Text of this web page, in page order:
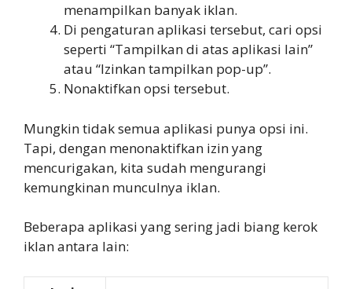
menampilkan banyak iklan.
Di pengaturan aplikasi tersebut, cari opsi
seperti “Tampilkan di atas aplikasi lain”
atau “Izinkan tampilkan pop-up”.
Nonaktifkan opsi tersebut.
Mungkin tidak semua aplikasi punya opsi ini.
Tapi, dengan menonaktifkan izin yang
mencurigakan, kita sudah mengurangi
kemungkinan munculnya iklan.
Beberapa aplikasi yang sering jadi biang kerok
iklan antara lain: